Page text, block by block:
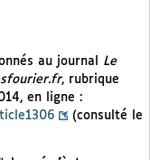
au journal Le
, rubrique
en ligne :
(consulté le